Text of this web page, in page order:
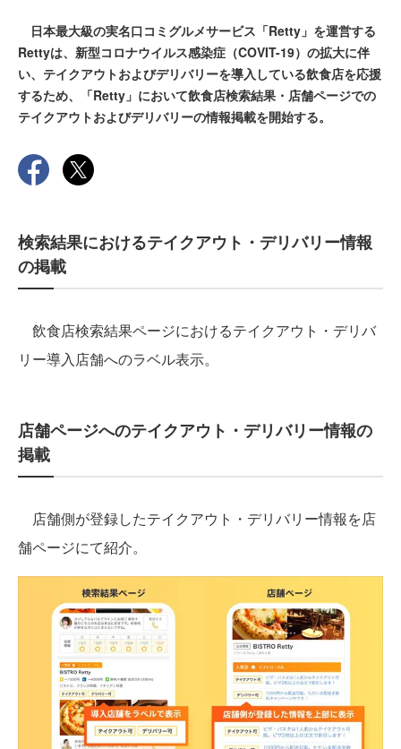
日本最大級の実名口コミグルメサービス「Retty」を運営する
Rettyは、新型コロナウイルス感染症（COVIT-19）の拡大に伴
い、テイクアウトおよびデリバリーを導入している飲食店を応援
するため、「Retty」において飲食店検索結果・店舗ページでの
テイクアウトおよびデリバリーの情報掲載を開始する。
検索結果におけるテイクアウト・デリバリー情報
の掲載
飲食店検索結果ページにおけるテイクアウト・デリバ
リー導入店舗へのラベル表示。
店舗ページへのテイクアウト・デリバリー情報の
掲載
店舗側が登録したテイクアウト・デリバリー情報を店
舗ページにて紹介。